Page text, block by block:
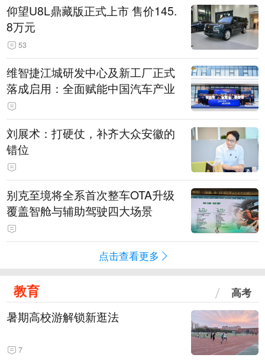
仰望U8L鼎藏版正式上市 售价145.
8万元
53
维智捷江城研发中心及新工厂正式
落成启用：全面赋能中国汽车产业
刘展术：打硬仗，补齐大众安徽的
错位
别克至境将全系首次整车OTA升级
覆盖智舱与辅助驾驶四大场景
点击查看更多
教育 高考
暑期高校游解锁新逛法
7